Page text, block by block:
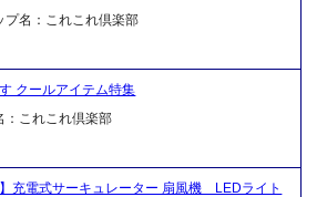
名：これこれ倶楽部
クールアイテム特集
これこれ倶楽部
】充電式サーキュレーター 扇風機 LEDライト